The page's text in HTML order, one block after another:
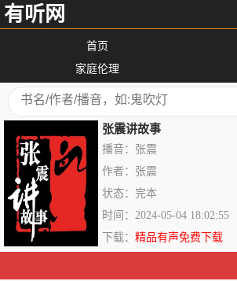
有听网
首页
家庭伦理
张震讲故事
播音：张震
作者：张震
状态：完本
时间：2024-05-04 18:02:55
下载： 精品有声免费下载